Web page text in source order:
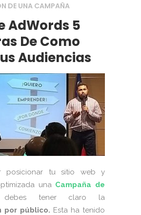
DE UNA CAMPAÑA
AdWords 5
De Como
Audiencias
posicionar tu sitio web y
una Campaña de
tener claro la
por público. Esta ha tenido